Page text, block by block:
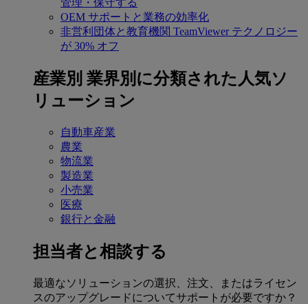
管理・保守する
OEM サポートと業務の効率化
非営利団体と教育機関 TeamViewer テクノロジー
が 30% オフ
産業別 業界別に分類された人気ソ
リューション
自動車産業
農業
物流業
製造業
小売業
医療
銀行と金融
担当者と相談する
最適なソリューションの選択、注文、またはライセン
スのアップグレードについてサポートが必要ですか？